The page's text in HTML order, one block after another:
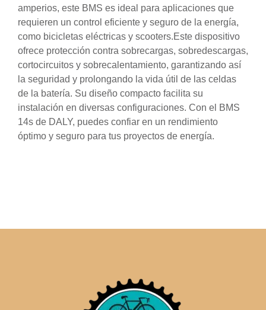
amperios, este BMS es ideal para aplicaciones que
requieren un control eficiente y seguro de la energía,
como bicicletas eléctricas y scooters.Este dispositivo
ofrece protección contra sobrecargas, sobredescargas,
cortocircuitos y sobrecalentamiento, garantizando así
la seguridad y prolongando la vida útil de las celdas
de la batería. Su diseño compacto facilita su
instalación en diversas configuraciones. Con el BMS
14s de DALY, puedes confiar en un rendimiento
óptimo y seguro para tus proyectos de energía.